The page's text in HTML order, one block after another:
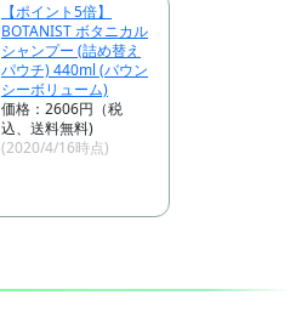
【ポイント5倍】
BOTANIST ボタニカル
シャンプー (詰め替え
パウチ) 440ml (バウン
シーボリューム)
価格：2606円（税
込、送料無料)
(2020/4/16時点)